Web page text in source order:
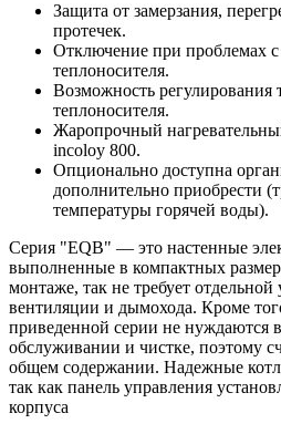
Защита от замерзания,
протечек.
Отключение при проблемах
теплоносителя.
Возможность регулирования
теплоносителя.
Жаропрочный
incoloy 800.
Опционально доступна
дополнительно приобрести
температуры горячей воды).
Серия "EQB" — это настенные
выполненные в компактных
монтаже, так не требует
вентиляции и дымохода. Кроме
приведенной серии не нуждаются
обслуживании и чистке, поэтому
общем содержании. Надежные
так как панель управления
корпуса